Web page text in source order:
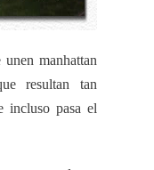
unen manhattan
resultan tan
incluso pasa el